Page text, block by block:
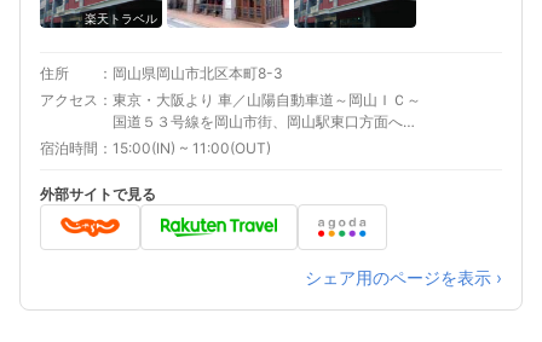
楽天トラベル
住所
岡山県岡山市北区本町8-3
アクセス
東京・大阪より 車／山陽自動車道～岡山ＩＣ～
国道５３号線を岡山市街、岡山駅東口方面へ、
約20分 車以外／ＪＲ岡山駅東口より岡山城、後
太郎大通り西川橋交差点を南へ、１つ目の信号
を右折、橋を渡ってすぐを右折、２筋目を左
折。一方通行路のため、ご注意ください。契約
立体駐車場１泊（15時～翌朝10時・途中出し入
れ不可）1,100円、要高さ確認。 車以外／桃太郎
宿泊時間 15:00(IN) ~ 11:00(OUT)
外部サイトで見る
シェア用のページを表示 ›